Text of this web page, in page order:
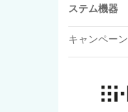
ステム機器
キャンペーン